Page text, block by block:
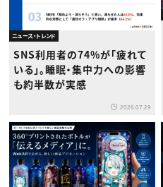
ニュース・トレンド
SNS利用者の74%が「疲れて
いる」。睡眠・集中力への影響
も約半数が実感
2026.07.29